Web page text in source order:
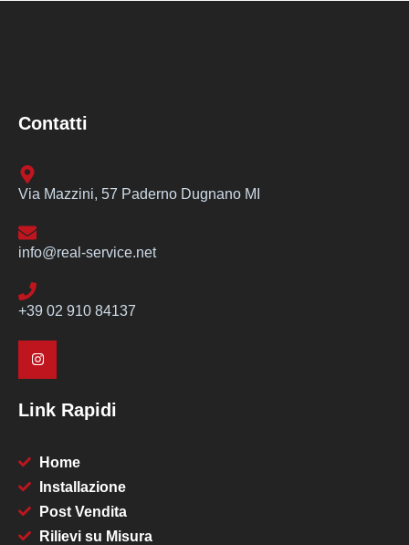
Contatti
Via Mazzini, 57 Paderno Dugnano MI
info@real-service.net
+39 02 910 84137
Link Rapidi
Home
Installazione
Post Vendita
Rilievi su Misura